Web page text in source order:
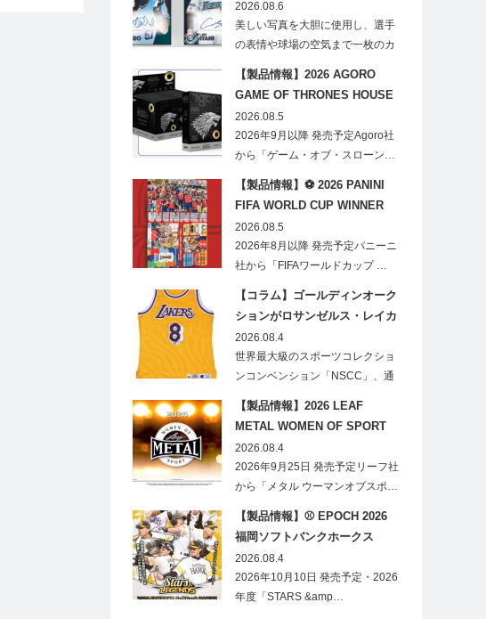
Topps NPB Stadium Club」が
見逃せない
2026.08.6
美しい写真を大胆に使用し、選手
の表情や球場の空気まで一枚のカ
【製品情報】2026 AGORO
GAME OF THRONES HOUSE
STARK BLIND BOX
2026.08.5
2026年9月以降 発売予定Agoro社
から「ゲーム・オブ・スローン…
【製品情報】⚽ 2026 PANINI
FIFA WORLD CUP WINNER
STICKER POSTER
2026.08.5
2026年8月以降 発売予定パニーニ
社から「FIFAワールドカップ …
【コラム】ゴールディンオーク
ションがロサンゼルス・レイカ
ーズのオフィシャルオークショ
ンスポンサーに！
2026.08.4
世界最大級のスポーツコレクショ
ンコンベンション「NSCC」、通
【製品情報】2026 LEAF
METAL WOMEN OF SPORT
HOBBY
2026.08.4
2026年9月25日 発売予定リーフ社
から「メタル ウーマンオブスポ…
【製品情報】⚾ EPOCH 2026
福岡ソフトバンクホークス
STARS&LEGENDS ベースボー
ルカード
2026.08.4
2026年10月10日 発売予定・2026
年度「STARS &amp…